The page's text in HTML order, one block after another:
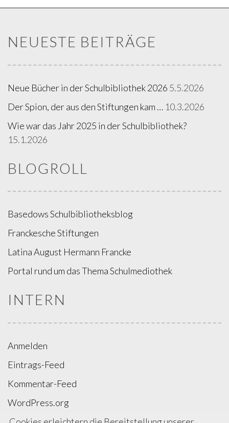
Beiträge
NEUESTE BEITRÄGE
Neue Bücher in der Schulbibliothek 2026 5.5.2026
Der Spion, der aus den Stiftungen kam … 10.3.2026
Wie war das Jahr 2025 in der Schulbibliothek?
15.1.2026
BLOGROLL
Basedows Schulbibliotheksblog
Franckesche Stiftungen
Latina August Hermann Francke
Portal rund um das Thema Schulmediothek
INTERN
Anmelden
Eintrags-Feed
Kommentar-Feed
WordPress.org